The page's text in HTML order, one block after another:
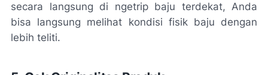
secara langsung di ngetrip baju terdekat, Anda
bisa langsung melihat kondisi fisik baju dengan
lebih teliti.